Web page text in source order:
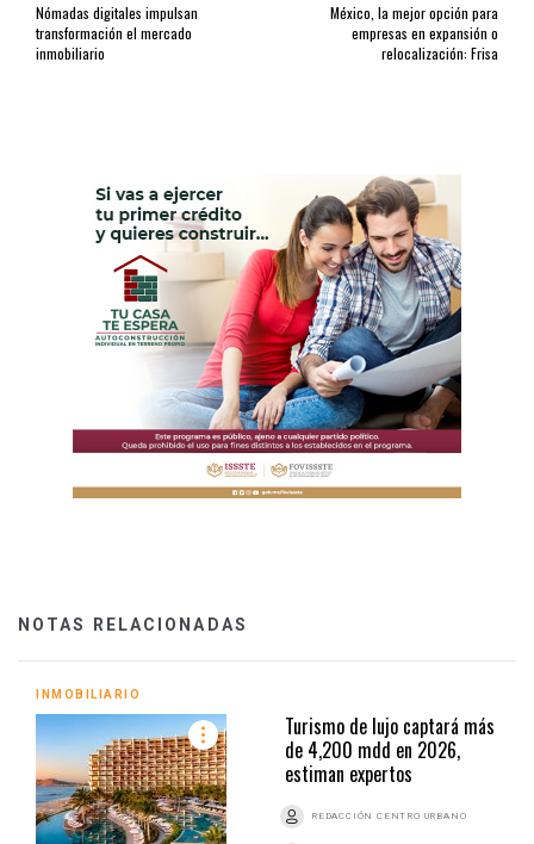
Nómadas digitales impulsan
transformación el mercado
inmobiliario
México, la mejor opción para
empresas en expansión o
relocalización: Frisa
NOTAS RELACIONADAS
INMOBILIARIO
Turismo de lujo captará más
de 4,200 mdd en 2026,
estiman expertos
REDACCIÓN CENTRO URBANO